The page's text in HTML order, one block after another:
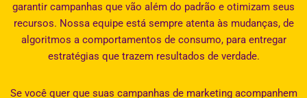
garantir campanhas que vão além do padrão e otimizam seus
recursos. Nossa equipe está sempre atenta às mudanças, de
algoritmos a comportamentos de consumo, para entregar
estratégias que trazem resultados de verdade.
Se você quer que suas campanhas de marketing acompanhem